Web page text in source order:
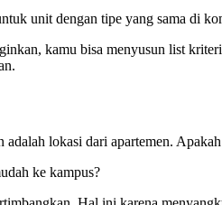
unit dengan tipe yang sama di
kamu bisa menyusun list
lokasi dari apartemen.
ke kampus?